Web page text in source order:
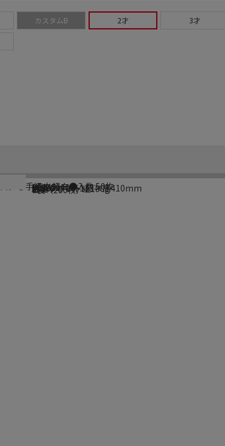
カスタムB 2才 3才
ズ。●手紐:丸紐白●入数:50枚
HEIKO
003221400
幅320×マチ115×高410mm
片艶クラフト紙100g
日本
4袋（200枚）